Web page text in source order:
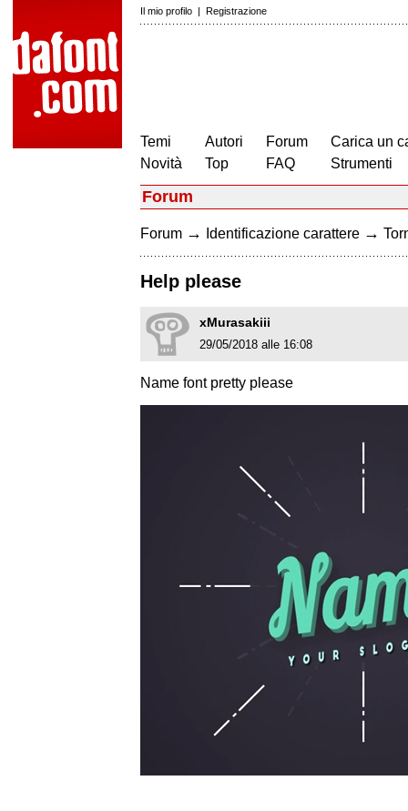
Il mio profilo | Registrazione
Temi
Novità
Autori
Top
Forum
FAQ
Carica un
Strumenti
Forum
Forum → Identificazione carattere →
Help please
xMurasakiii
29/05/2018 alle 16:08
Name font pretty please